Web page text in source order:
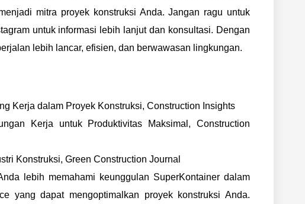
mitra proyek konstruksi Anda. Jangan ragu untuk
untuk informasi lebih lanjut dan konsultasi. Dengan
lebih lancar, efisien, dan berwawasan lingkungan.
Kerja dalam Proyek Konstruksi, Construction Insights
Kerja untuk Produktivitas Maksimal, Construction
Konstruksi, Green Construction Journal
lebih memahami keunggulan SuperKontainer dalam
yang dapat mengoptimalkan proyek konstruksi Anda.